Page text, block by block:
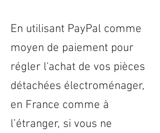
En utilisant PayPal comme
moyen de paiement pour
régler l'achat de vos pièces
détachées électroménager,
en France comme à
l’étranger, si vous ne